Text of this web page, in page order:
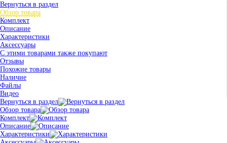
Вернуться в раздел
Обзор товара
Комплект
Описание
Характеристики
Аксессуары
С этими товарами также покупают
Отзывы
Похожие товары
Наличие
Файлы
Видео
Вернуться в раздел
Обзор товара
Комплект
Описание
Характеристики